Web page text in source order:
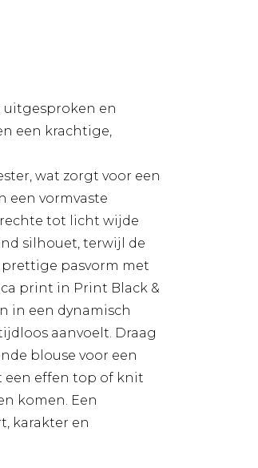
uitgesproken en
een krachtige,
wat zorgt voor een
een vormvaste
tot licht wijde
silhouet, terwijl de
pasvorm met
print in Print Black &
in een dynamisch
aanvoelt. Draag
blouse voor een
een effen top of knit
komen. Een
karakter en